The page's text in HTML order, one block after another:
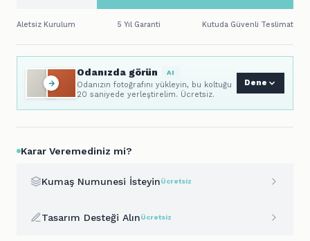
Aletsiz Kurulum 5 Yıl Garanti Kutuda Güvenli Teslimat
Odanızda görün AI
Odanızın fotoğrafını yükleyin, bu koltuğu
20 saniyede yerleştirelim. Ücretsiz.
Dene
Karar Veremediniz mi?
Kumaş Numunesi İsteyinÜcretsiz
Tasarım Desteği AlınÜcretsiz